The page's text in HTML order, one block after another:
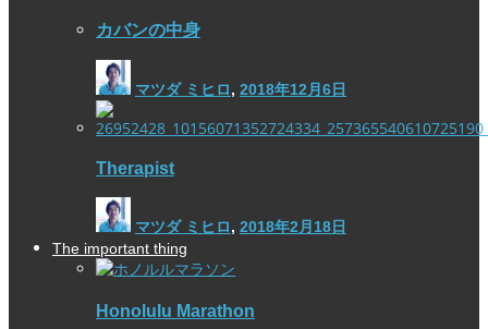
カバンの中身
マツダ ミヒロ, 2018年12月6日
Therapist
マツダ ミヒロ, 2018年2月18日
The important thing
Honolulu Marathon